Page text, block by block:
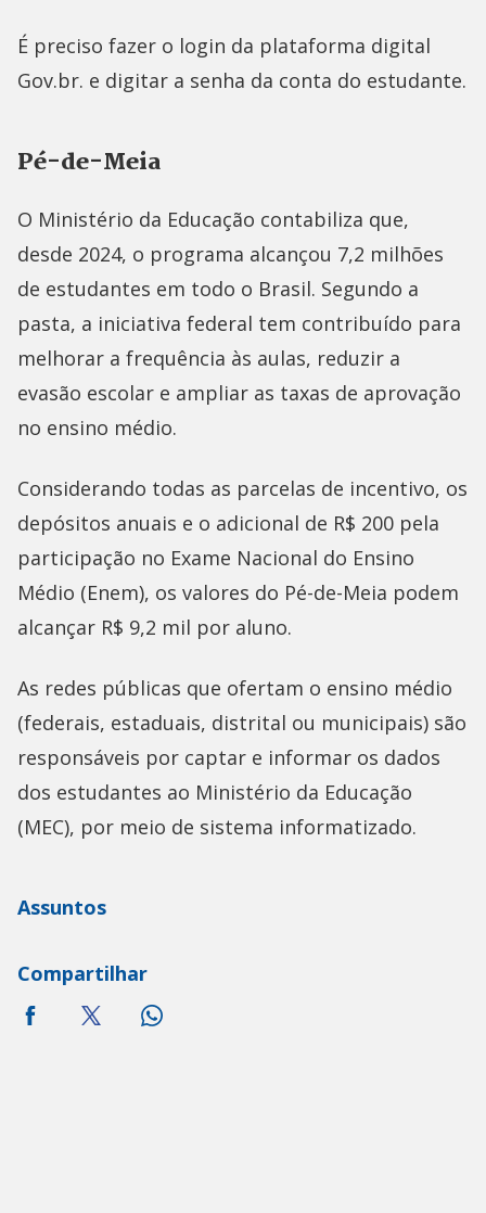
É preciso fazer o login da plataforma digital
Gov.br. e digitar a senha da conta do estudante.
Pé-de-Meia
O Ministério da Educação contabiliza que,
desde 2024, o programa alcançou 7,2 milhões
de estudantes em todo o Brasil. Segundo a
pasta, a iniciativa federal tem contribuído para
melhorar a frequência às aulas, reduzir a
evasão escolar e ampliar as taxas de aprovação
no ensino médio.
Considerando todas as parcelas de incentivo, os
depósitos anuais e o adicional de R$ 200 pela
participação no Exame Nacional do Ensino
Médio (Enem), os valores do Pé-de-Meia podem
alcançar R$ 9,2 mil por aluno.
As redes públicas que ofertam o ensino médio
(federais, estaduais, distrital ou municipais) são
responsáveis por captar e informar os dados
dos estudantes ao Ministério da Educação
(MEC), por meio de sistema informatizado.
Assuntos
Compartilhar